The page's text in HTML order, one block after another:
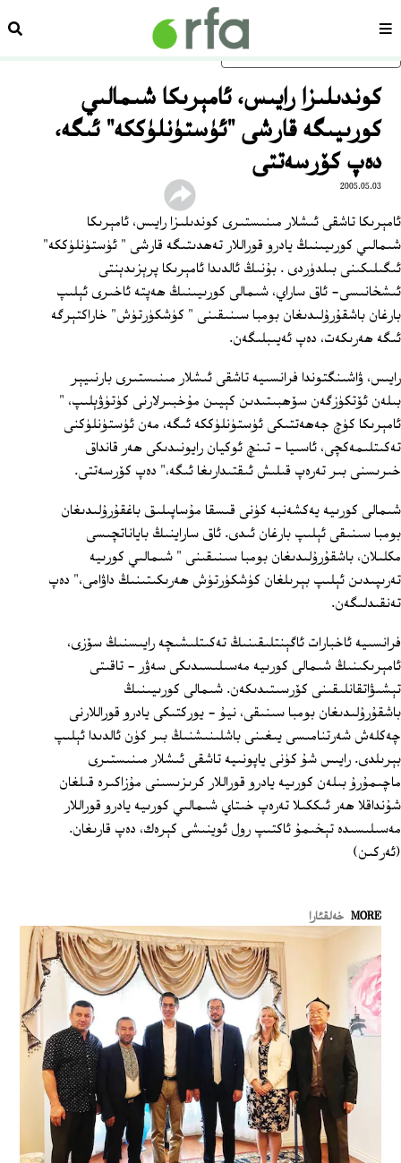
ئاساسلىق مەزمۇنغا ئاتلاڭسەھىپە
كوندىلىزا رايىس، ئامېرىكا شىمالىي
كورىيىگە قارشى "ئۈستۈنلۈككە" ئىگە،
دەپ كۆرسەتتى
2005.05.03
ئامېرىكا تاشقى ئىشلار مىنىستىرى كوندىلىزا رايىس، ئامېرىكا
شىمالىي كورىيىنىڭ يادرو قوراللار تەھدىتىگە قارشى " ئۈستۈنلۈككە"
ئىگىلىكىنى بىلدۈردى . بۇنىڭ ئالدىدا ئامېرىكا پرېزىدېنتى
ئىشخانىسى- ئاق ساراي، شىمالى كورىيىنىڭ ھەپتە ئاخىرى ئېلىپ
بارغان باشقۇرۇلىدىغان بومبا سىنىقىنى " كۈشكۈرتۈش" خاراكتېرگە
ئىگە ھەرىكەت، دەپ ئەيىبلىگەن.
رايىس، ۋاشىنگتوندا فرانسىيە تاشقى ئىشلار مىنىستىرى بارنىيېر
بىلەن ئۆتكۈزگەن سۆھبىتىدىن كېيىن مۇخبىرلارنى كۈتۈۋېلىپ، "
ئامېرىكا كۈچ جەھەتتىكى ئۈستۈنلۈككە ئىگە، مەن ئۈستۈنلۈكنى
تەكىتلىمەكچى، ئاسىيا - تىنچ ئوكيان رايونىدىكى ھەر قانداق
خىرىسنى بىر تەرەپ قىلىش ئىقتىدارىغا ئىگە،" دەپ كۆرسەتتى.
شىمالى كورىيە يەكشەنبە كۈنى قىسقا مۇساپىلىق باغقۇرۇلىدىغان
بومبا سىنىقى ئېلىپ بارغان ئىدى. ئاق ساراينىڭ باياناتچىسى
مكلىلان، باشقۇرۇلىدىغان بومبا سىنىقىنى " شىمالىي كورىيە
تەرىپىدىن ئېلىپ بېرىلغان كۈشكۈرتۈش ھەرىكىتىنىڭ داۋامى،" دەپ
تەنقىدلىگەن.
فرانسىيە ئاخبارات ئاگېنتلىقىنىڭ تەكىتلىشىچە رايىسنىڭ سۆزى،
ئامېرىكىنىڭ شىمالى كورىيە مەسىلىسىدىكى سەۋر - تاقىتى
تېشىۋاتقانلىقىنى كۆرسىتىدىكەن. شىمالى كورىيىنىڭ
باشقۇرۇلىدىغان بومبا سىنىقى، نيۇ - يوركتىكى يادرو قوراللارنى
چەكلەش شەرتنامىسى يىغىنى باشلىنىشنىڭ بىر كۈن ئالدىدا ئېلىپ
بېرىلدى. رايىس شۇ كۈنى ياپونىيە تاشقى ئىشلار مىنىستىرى
ماچىمۇرۇ بىلەن كورىيە يادرو قوراللار كرىزىسىنى مۇزاكىرە قىلغان
شۇنداقلا ھەر ئىككىلا تەرەپ خىتاي شىمالىي كورىيە يادرو قوراللار
مەسىلىسىدە تېخىمۇ ئاكتىپ رول ئوينىشى كېرەك، دەپ قارىغان.
(ئەركىن)
MORE خەلقئارا